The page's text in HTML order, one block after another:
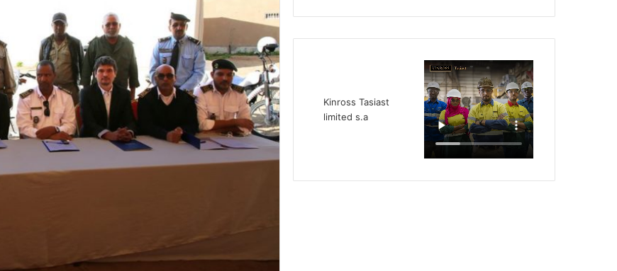
Kinross Tasiast
limited s.a